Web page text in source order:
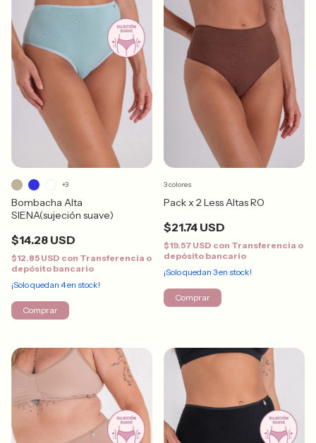
Bombacha Alta
SIENA(sujeción suave)
$14.28 USD
$12.85 USD con Transferencia o
depósito bancario
¡Solo quedan 4en stock!
+3
Comprar
Pack x 2 Less Altas RO
$21.74 USD
$19.57 USD con Transferencia o
depósito bancario
¡Solo quedan 3en stock!
3 colores
Comprar